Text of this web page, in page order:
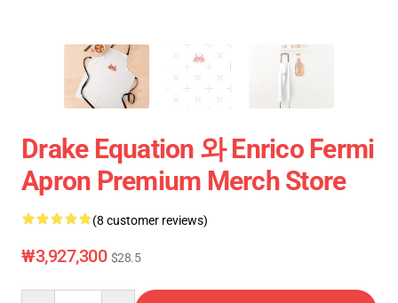
Drake Equation 와 Enrico Fermi
Apron Premium Merch Store
(8 customer reviews)
₩3,927,300 $28.5